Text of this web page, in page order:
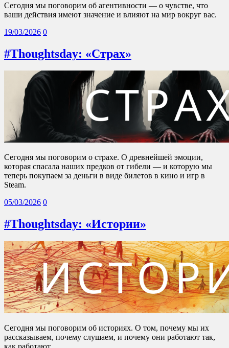
Сегодня мы поговорим об агентивности — о чувстве, что
ваши действия имеют значение и влияют на мир вокруг вас.
19/03/2026 0
#Thoughtsday: «Страх»
Сегодня мы поговорим о страхе. О древнейшей эмоции,
которая спасала наших предков от гибели — и которую мы
теперь покупаем за деньги в виде билетов в кино и игр в
Steam.
05/03/2026 0
#Thoughtsday: «Истории»
Сегодня мы поговорим об историях. О том, почему мы их
рассказываем, почему слушаем, и почему они работают так,